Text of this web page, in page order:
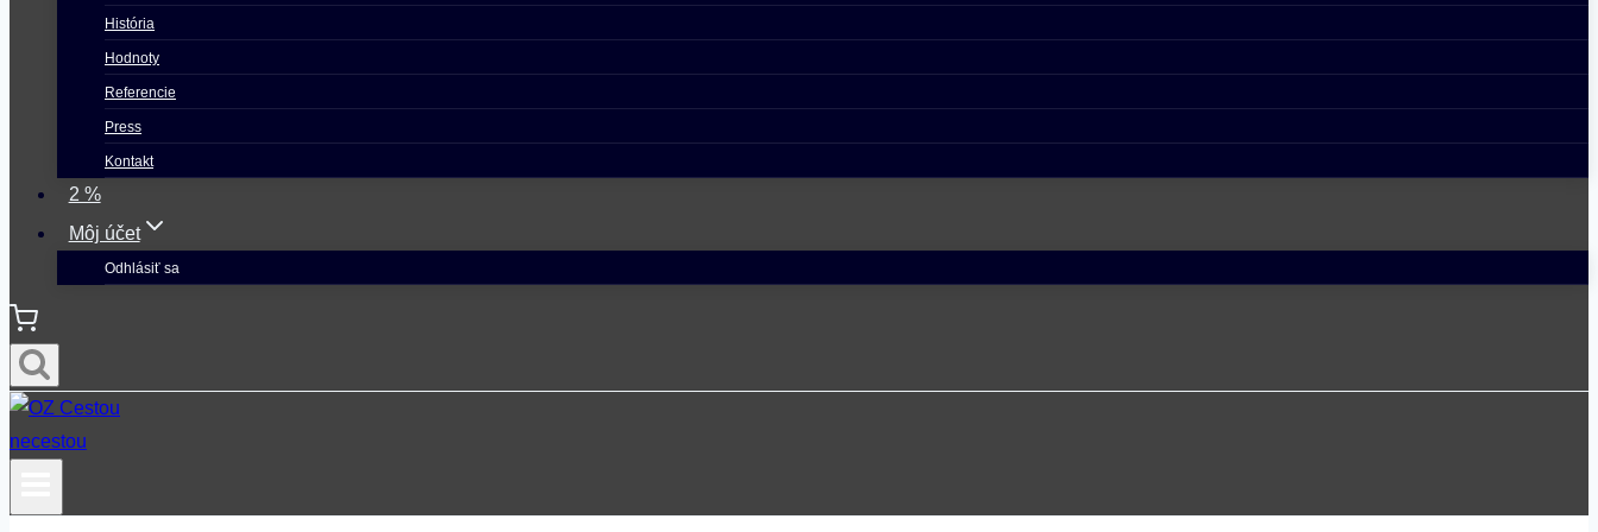
História
Hodnoty
Referencie
Press
Kontakt
2 %
Môj účet
Odhlásiť sa